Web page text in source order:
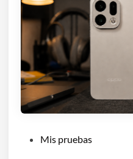
Mis pruebas